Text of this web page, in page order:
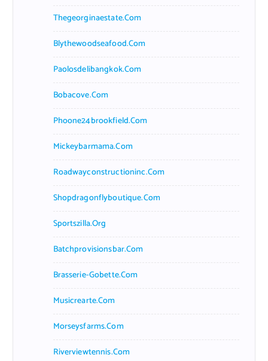
Thegeorginaestate.com
Blythewoodseafood.com
Paolosdelibangkok.com
Bobacove.com
Phoone24brookfield.com
Mickeybarmama.com
Roadwayconstructioninc.com
Shopdragonflyboutique.com
Sportszilla.org
Batchprovisionsbar.com
Brasserie-Gobette.com
Musicrearte.com
Morseysfarms.com
Riverviewtennis.com